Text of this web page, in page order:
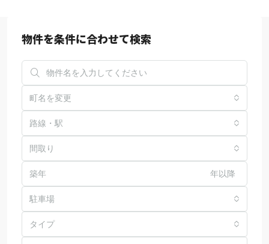
物件を条件に合わせて検索
町名を変更
路線・駅
間取り
年以降
駐車場
タイプ